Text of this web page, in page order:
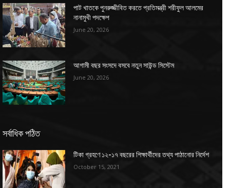
পাট খাতকে পুনরুজ্জীবিত করতে প্রতিমন্ত্রী শরীফুল আলমের
নানামুখী পদক্ষেপ
June 20, 2026
আগামী বছর সংসদে বসবে নতুন সাউন্ড সিস্টেম
June 20, 2026
সর্বাধিক পঠিত
টিকা গ্রহণে ১২-১৭ বছরের শিক্ষার্থীদের তথ্য পাঠানোর নির্দেশ
October 15, 2021